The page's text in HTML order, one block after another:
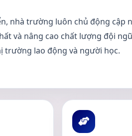
nhà trường luôn chủ động cập
và nâng cao chất lượng đội
trường lao động và người học.